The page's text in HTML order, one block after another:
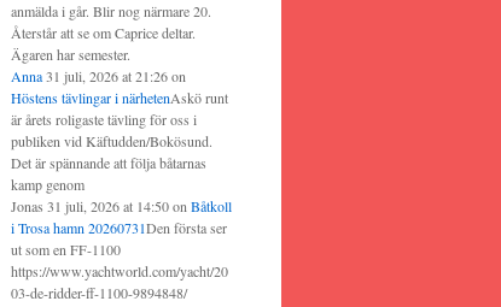
anmälda i går. Blir nog närmare 20.
Återstår att se om Caprice deltar.
Ägaren har semester.
Anna31 juli, 2026 at 21:26on
Höstens tävlingar i närhetenAskö runt
är årets roligaste tävling för oss i
publiken vid Käftudden/Bokösund.
Det är spännande att följa båtarnas
kamp genom
Jonas 31 juli, 2026 at 14:50on Båtkoll
i Trosa hamn 20260731Den första ser
ut som en FF-1100
https://www.yachtworld.com/yacht/20
03-de-ridder-ff-1100-9894848/